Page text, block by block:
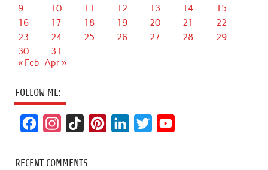
9
10 11 12 13 14
15
16
17 18 19 20 21
22
23
24 25 26 27 28
29
30
31
« Feb Apr »
FOLLOW ME:
c
s
k
RECENT COMMENTS